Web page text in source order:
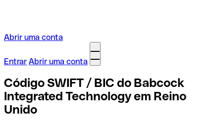
Abrir uma conta
Entrar Abrir uma conta
Código SWIFT / BIC do Babcock
Integrated Technology em Reino
Unido